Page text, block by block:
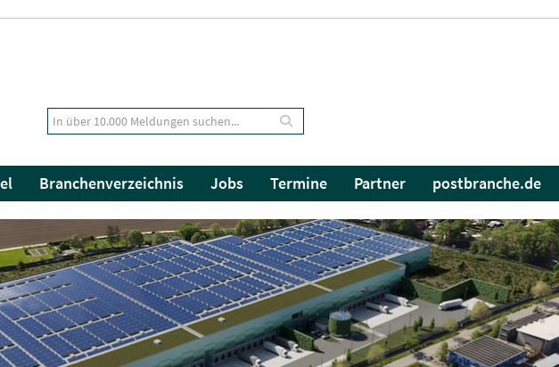
Branchenverzeichnis Jobs Termine Partner postbranche.de